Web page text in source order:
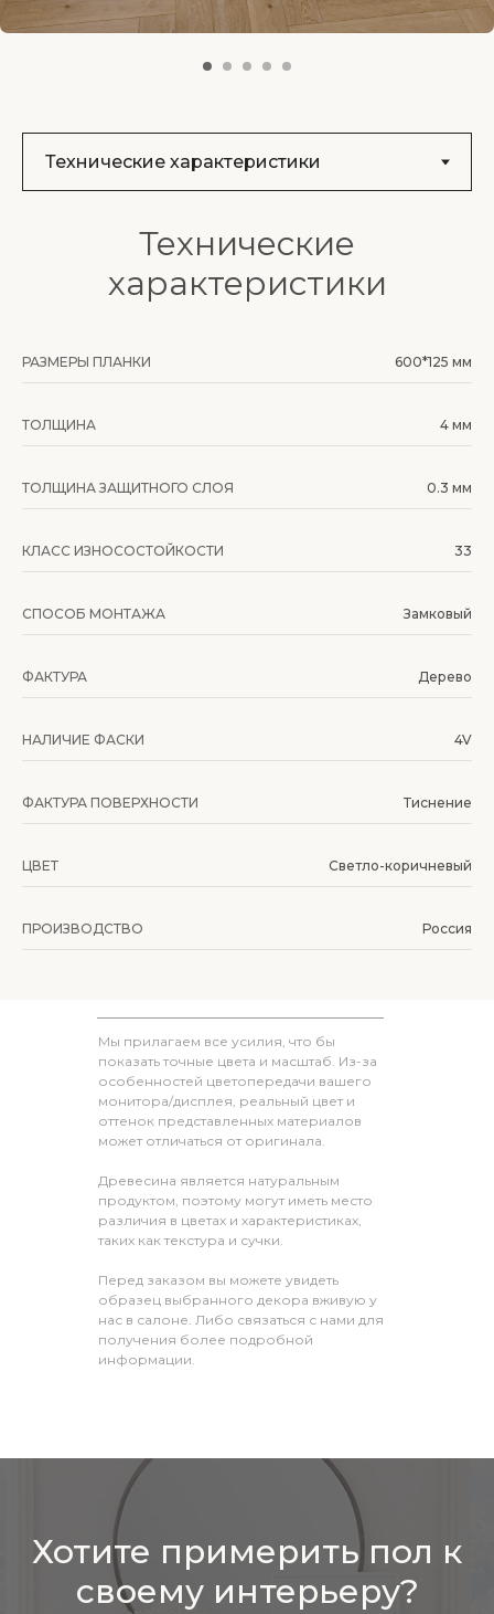
Технические
характеристики
РАЗМЕРЫ ПЛАНКИ 600*125 мм
ТОЛЩИНА 4 мм
ТОЛЩИНА ЗАЩИТНОГО СЛОЯ 0.3 мм
КЛАСС ИЗНОСОСТОЙКОСТИ 33
СПОСОБ МОНТАЖА Замковый
ФАКТУРА Дерево
НАЛИЧИЕ ФАСКИ 4V
ФАКТУРА ПОВЕРХНОСТИ Тиснение
ЦВЕТ Светло-коричневый
ПРОИЗВОДСТВО Россия
Мы прилагаем все усилия, что бы
показать точные цвета и масштаб. Из-за
особенностей цветопередачи вашего
монитора/дисплея, реальный цвет и
оттенок представленных материалов
может отличаться от оригинала.
Древесина является натуральным
продуктом, поэтому могут иметь место
различия в цветах и характеристиках,
таких как текстура и сучки.
Перед заказом вы можете увидеть
образец выбранного декора вживую у
нас в салоне. Либо связаться с нами для
получения более подробной
информации.
Хотите примерить пол к
своему интерьеру?